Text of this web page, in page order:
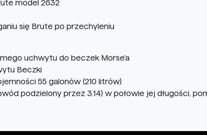
model 2632
się Brute po przechyleniu
uchwytu do beczek Morse'a
Beczki
55 galonów (210 litrów)
podzielony przez 3.14) w połowie jej długości,